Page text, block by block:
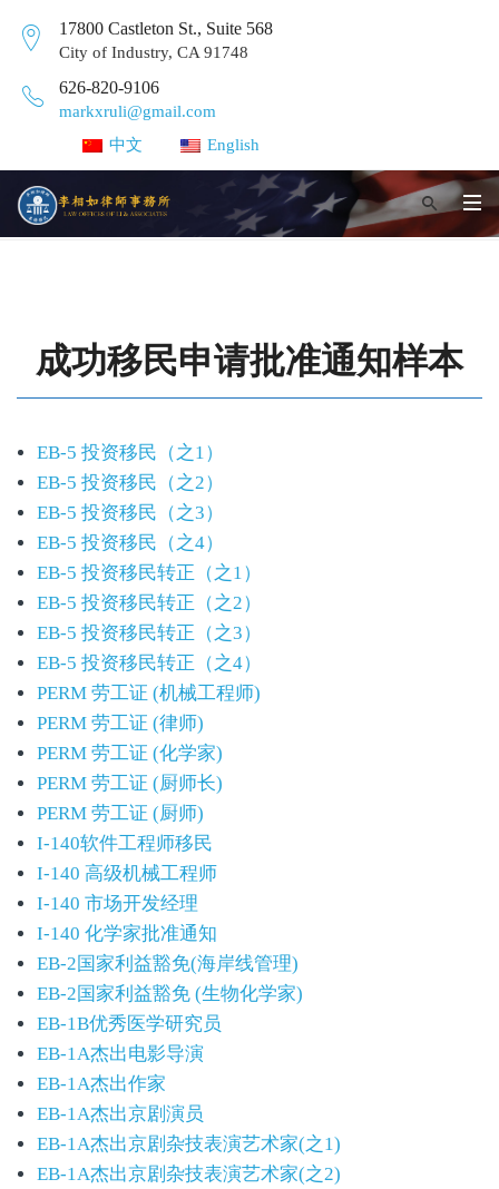
17800 Castleton St., Suite 568
City of Industry, CA 91748
626-820-9106
markxruli@gmail.com
中文
English
成功移民申请批准通知样本
EB-5 投资移民（之1）
EB-5 投资移民（之2）
EB-5 投资移民（之3）
EB-5 投资移民（之4）
EB-5 投资移民转正（之1）
EB-5 投资移民转正（之2）
EB-5 投资移民转正（之3）
EB-5 投资移民转正（之4）
PERM 劳工证 (机械工程师)
PERM 劳工证 (律师)
PERM 劳工证 (化学家)
PERM 劳工证 (厨师长)
PERM 劳工证 (厨师)
I-140软件工程师移民
I-140 高级机械工程师
I-140 市场开发经理
I-140 化学家批准通知
EB-2国家利益豁免(海岸线管理)
EB-2国家利益豁免 (生物化学家)
EB-1B优秀医学研究员
EB-1A杰出电影导演
EB-1A杰出作家
EB-1A杰出京剧演员
EB-1A杰出京剧杂技表演艺术家(之1)
EB-1A杰出京剧杂技表演艺术家(之2)